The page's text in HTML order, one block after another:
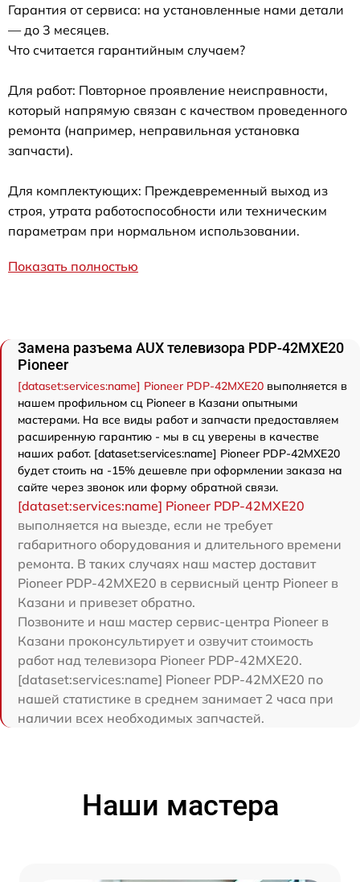
Гарантия от сервиса: на установленные нами детали
— до 3 месяцев.
Что считается гарантийным случаем?
Для работ: Повторное проявление неисправности,
который напрямую связан с качеством проведенного
ремонта (например, неправильная установка
запчасти).
Для комплектующих: Преждевременный выход из
строя, утрата работоспособности или техническим
параметрам при нормальном использовании.
Показать полностью
Замена разъема AUX телевизора PDP-42MXE20
Pioneer
[dataset:services:name] Pioneer PDP-42MXE20 выполняется в
нашем профильном сц Pioneer в Казани опытными
мастерами. На все виды работ и запчасти предоставляем
расширенную гарантию - мы в сц уверены в качестве
наших работ. [dataset:services:name] Pioneer PDP-42MXE20
будет стоить на -15% дешевле при оформлении заказа на
сайте через звонок или форму обратной связи.
[dataset:services:name] Pioneer PDP-42MXE20
выполняется на выезде, если не требует
габаритного оборудования и длительного времени
ремонта. В таких случаях наш мастер доставит
Pioneer PDP-42MXE20 в сервисный центр Pioneer в
Казани и привезет обратно.
Позвоните и наш мастер сервис-центра Pioneer в
Казани проконсультирует и озвучит стоимость
работ над телевизора Pioneer PDP-42MXE20.
[dataset:services:name] Pioneer PDP-42MXE20 по
нашей статистике в среднем занимает 2 часа при
наличии всех необходимых запчастей.
Наши мастера